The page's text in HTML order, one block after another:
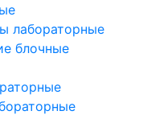
лабораторные
блочные